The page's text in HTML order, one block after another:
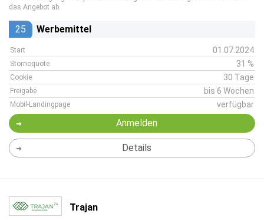
das Angebot ab.
25 Werbemittel
Start 01.07.2024
Stornoquote 31 %
Cookie 30 Tage
Freigabe bis 6 Wochen
Mobil-Landingpage verfügbar
Anmelden
Details
Trajan